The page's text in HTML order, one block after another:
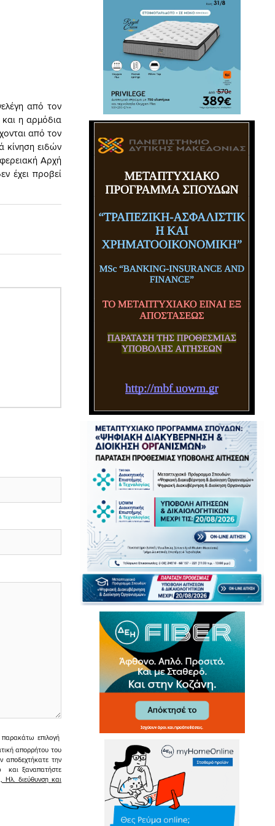
από τον
η αρμόδια
από τον
κίνηση ειδών
Αρχή
έχει προβεί
επιλογή
απορρήτου του
αποδεχτήκατε την
και ξαναπατήστε
διεύθυνση και